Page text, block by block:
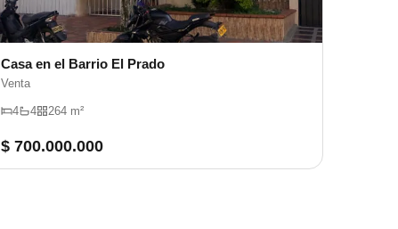
Casa en el Barrio El Prado
Venta
4 4 264 m²
$ 700.000.000